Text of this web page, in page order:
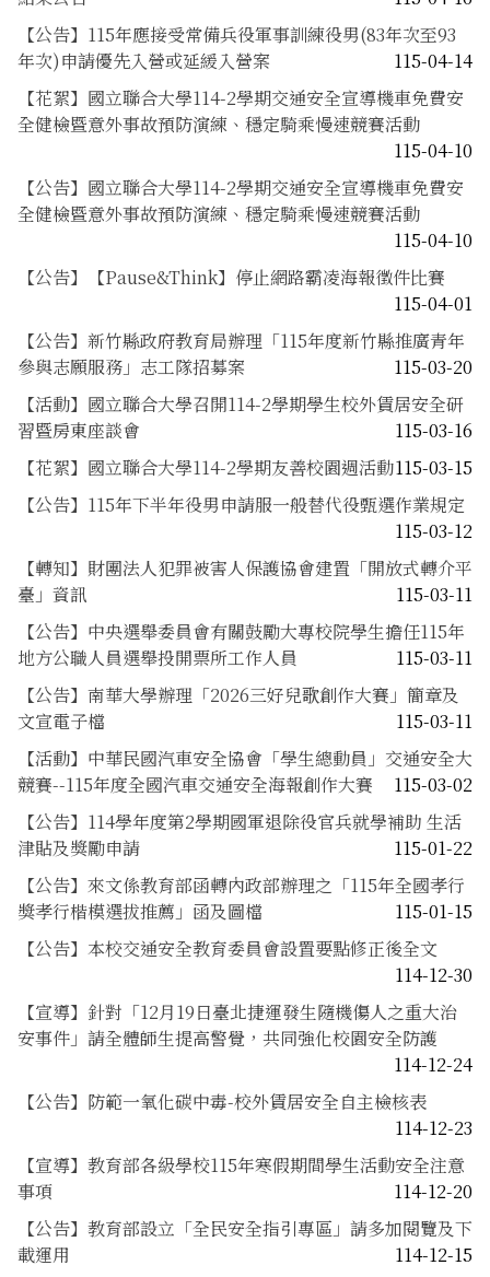
【公告】115年應接受常備兵役軍事訓練役男(83年次至93
年次)申請優先入營或延緩入營案
115-04-14
【花絮】國立聯合大學114-2學期交通安全宣導機車免費安
全健檢暨意外事故預防演練、穩定騎乘慢速競賽活動
115-04-10
【公告】國立聯合大學114-2學期交通安全宣導機車免費安
全健檢暨意外事故預防演練、穩定騎乘慢速競賽活動
115-04-10
【公告】【Pause&Think】停止網路霸凌海報徵件比賽
115-04-01
【公告】新竹縣政府教育局辦理「115年度新竹縣推廣青年
參與志願服務」志工隊招募案
115-03-20
【活動】國立聯合大學召開114-2學期學生校外賃居安全研
習暨房東座談會
115-03-16
【花絮】國立聯合大學114-2學期友善校園週活動115-03-15
【公告】115年下半年役男申請服一般替代役甄選作業規定
115-03-12
【轉知】財團法人犯罪被害人保護協會建置「開放式轉介平
臺」資訊
115-03-11
【公告】中央選舉委員會有關鼓勵大專校院學生擔任115年
地方公職人員選舉投開票所工作人員
115-03-11
【公告】南華大學辦理「2026三好兒歌創作大賽」簡章及
文宣電子檔
115-03-11
【活動】中華民國汽車安全協會「學生總動員」交通安全大
競賽--115年度全國汽車交通安全海報創作大賽
115-03-02
【公告】114學年度第2學期國軍退除役官兵就學補助 生活
津貼及獎勵申請
115-01-22
【公告】來文係教育部函轉內政部辦理之「115年全國孝行
獎孝行楷模選拔推薦」函及圖檔
115-01-15
【公告】本校交通安全教育委員會設置要點修正後全文
114-12-30
【宣導】針對「12月19日臺北捷運發生隨機傷人之重大治
安事件」請全體師生提高警覺，共同強化校園安全防護
114-12-24
【公告】防範一氧化碳中毒-校外賃居安全自主檢核表
114-12-23
【宣導】教育部各級學校115年寒假期間學生活動安全注意
事項
114-12-20
【公告】教育部設立「全民安全指引專區」請多加閱覽及下
載運用
114-12-15